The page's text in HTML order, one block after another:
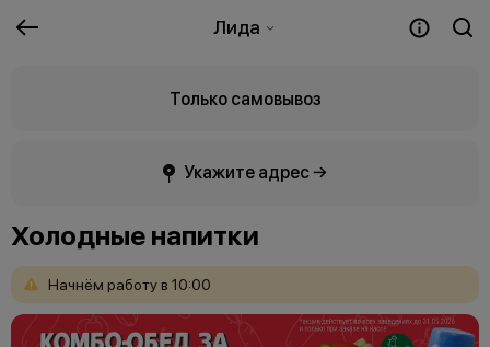
Лида
Только самовывоз
Укажите адрес →
Холодные напитки
Начнём работу в 10:00